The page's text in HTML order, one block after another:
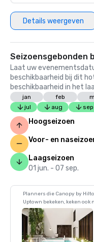
Details weergeven
Seizoensgebonden
Laat uw
beschikbaarheid bij dit
beschikbaarheid in het
jan feb
jul
aug sep
Hoogseizoen
Voor- en
Laagseizoen
01 jun. - 07 sep.
Planners die Canopy by
Uptown bekeken, keken ook